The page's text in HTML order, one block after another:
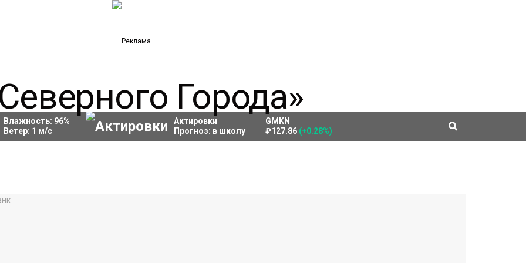
Влажность: 96%
Ветер: 1 м/с
Актировки
Прогноз: в школу
GMKN
₽127.86 (+0.28%)